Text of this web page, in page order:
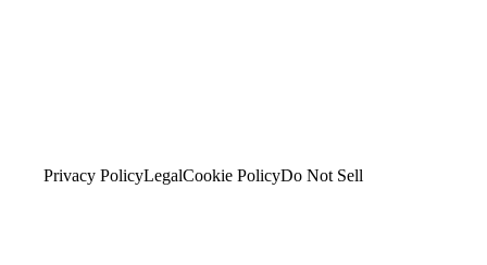
Privacy PolicyLegalCookie PolicyDo Not Sell